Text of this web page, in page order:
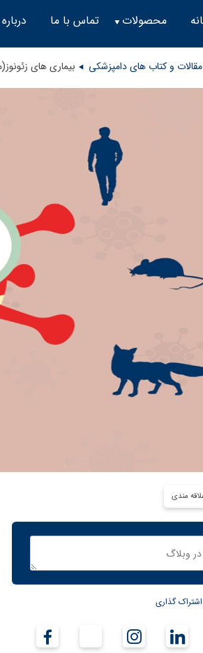
محصولات تماس با ما
مقالات و کتاب های دامپزشکی بیماری های زئونوز(مشترک
مندی
گذاری